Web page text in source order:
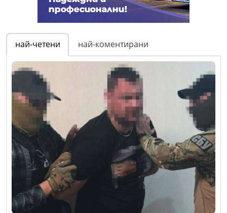
най-четени най-коментирани